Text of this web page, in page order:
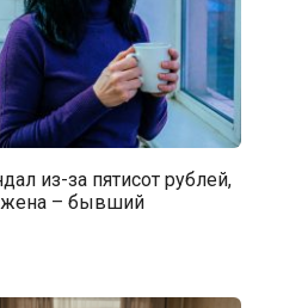
из-за пятисот рублей,
жена – бывший